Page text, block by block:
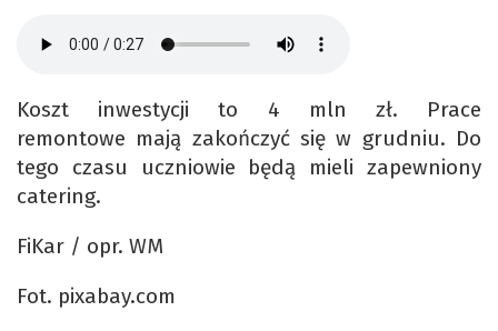
Koszt inwestycji to 4 mln zł. Prace
remontowe mają zakończyć się w grudniu. Do
tego czasu uczniowie będą mieli zapewniony
catering.
FiKar / opr. WM
Fot. pixabay.com